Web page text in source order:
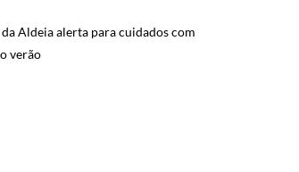
da Aldeia alerta para cuidados com
verão